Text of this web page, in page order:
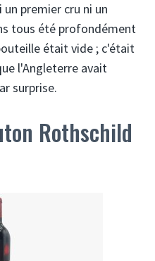
premier cru ni un
tous été profondément
était vide ; c'était
l'Angleterre avait
surprise.
Rothschild